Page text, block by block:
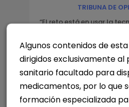
TRIBUNA DE
“El reto está en usar la
Artículo
Algunos contenidos de
dirigidos exclusivamente al
sanitario facultado para
medicamentos, por lo que
formación especializada